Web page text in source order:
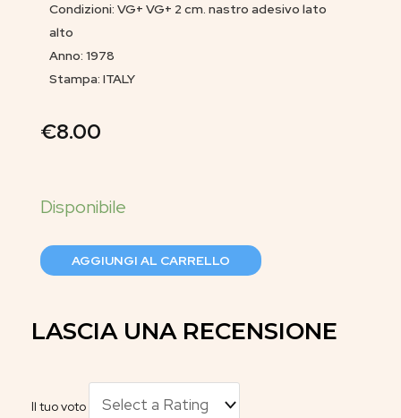
Condizioni: VG+ VG+ 2 cm. nastro adesivo lato
alto
Anno: 1978
Stampa: ITALY
€8.00
AGGIUNGI AL CARRELLO
LASCIA UNA RECENSIONE
Il tuo voto